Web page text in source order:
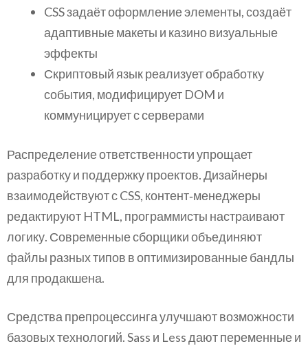
CSS задаёт оформление элементы, создаёт
адаптивные макеты и казино визуальные
эффекты
Скриптовый язык реализует обработку
события, модифицирует DOM и
коммуницирует с серверами
Распределение ответственности упрощает
разработку и поддержку проектов. Дизайнеры
взаимодействуют с CSS, контент‑менеджеры
редактируют HTML, программисты настраивают
логику. Современные сборщики объединяют
файлы разных типов в оптимизированные бандлы
для продакшена.
Средства препроцессинга улучшают возможности
базовых технологий. Sass и Less дают переменные и